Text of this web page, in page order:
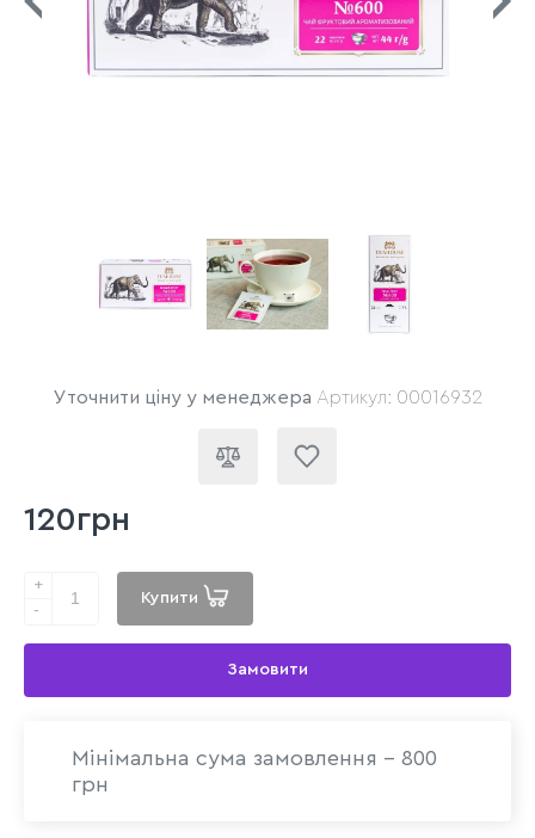
Уточнити ціну у менеджера Артикул: 00016932
120грн
+
-
Купити
Замовити
Мінімальна сума замовлення - 800
грн